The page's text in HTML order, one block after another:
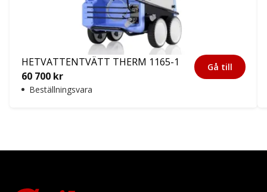
HETVATTENTVÄTT THERM 1165-1
60 700 kr
Beställningsvara
Gå till